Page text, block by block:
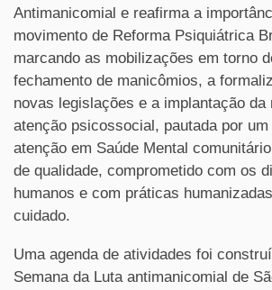
Antimanicomial e reafirma a
movimento de Reforma Psiquiátrica
marcando as mobilizações em torno
fechamento de manicômios, a
novas legislações e a implantação da
atenção psicossocial, pautada por um
atenção em Saúde Mental
de qualidade, comprometido com os
humanos e com práticas
cuidado.
Uma agenda de atividades foi
Semana da Luta antimanicomial de